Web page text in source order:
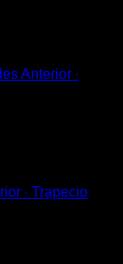
Anterior ∙
∙ Trapecio